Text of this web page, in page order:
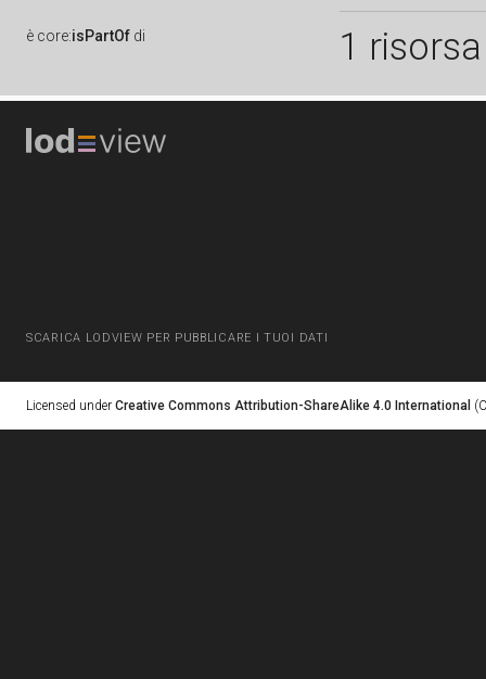
è core:isPartOf di 1 risorsa
SCARICA LODVIEW PER PUBBLICARE I TUOI DATI
Licensed under Creative Commons Attribution-ShareAlike 4.0 International